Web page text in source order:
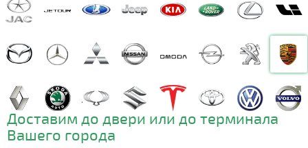
Доставим до двери или до терминала
Вашего города